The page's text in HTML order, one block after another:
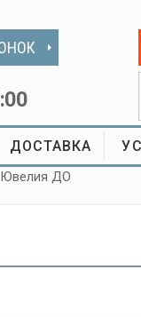
ДОСТАВКА
ДО